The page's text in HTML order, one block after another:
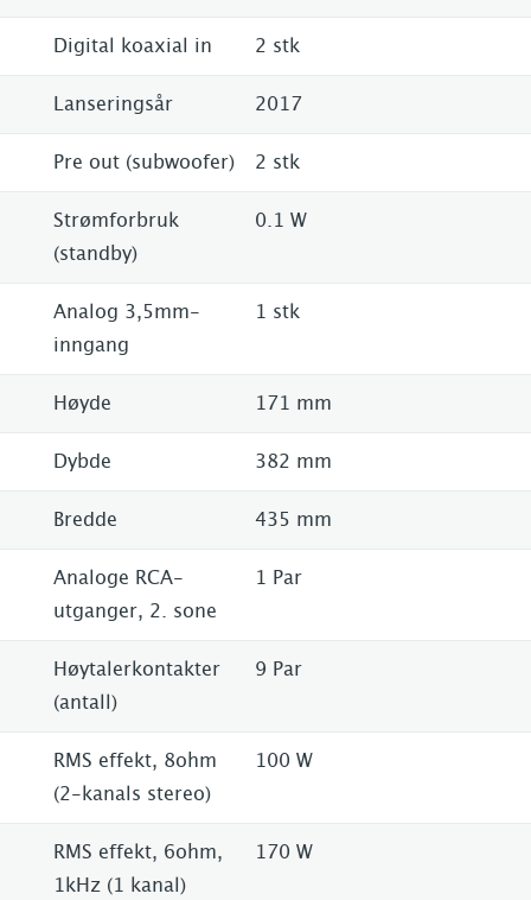
Digital koaxial in 2 stk
Lanseringsår 2017
Pre out (subwoofer) 2 stk
Strømforbruk
(standby)
0.1 W
Analog 3,5mm-
inngang
1 stk
Høyde 171 mm
Dybde 382 mm
Bredde 435 mm
Analoge RCA-
utganger, 2. sone
1 Par
Høytalerkontakter
(antall)
9 Par
RMS effekt, 8ohm
(2-kanals stereo)
100 W
RMS effekt, 6ohm,
1kHz (1 kanal)
170 W